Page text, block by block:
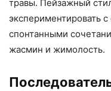
травы. Пейзажный
экспериментировать
спонтанными
жасмин и жимолость.